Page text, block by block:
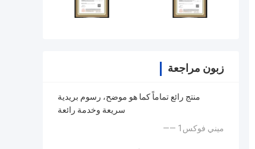
زبون مراجعة
منتج رائع تماماً كما هو موضح، رسوم بريدية
سريعة وخدمة رائعة
—— ميني فوكس1